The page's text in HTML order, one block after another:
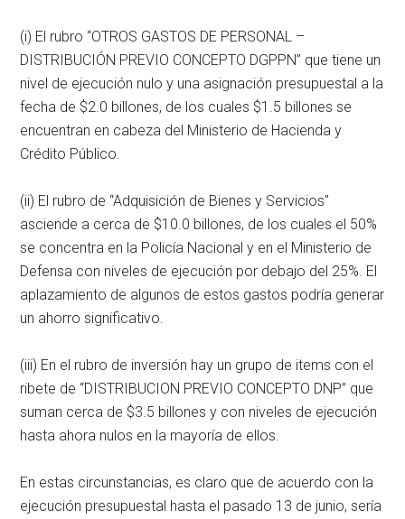
(i) El rubro “OTROS GASTOS DE PERSONAL –
DISTRIBUCIÓN PREVIO CONCEPTO DGPPN” que tiene un
nivel de ejecución nulo y una asignación presupuestal a la
fecha de $2.0 billones, de los cuales $1.5 billones se
encuentran en cabeza del Ministerio de Hacienda y
Crédito Público.
(ii) El rubro de “Adquisición de Bienes y Servicios”
asciende a cerca de $10.0 billones, de los cuales el 50%
se concentra en la Policía Nacional y en el Ministerio de
Defensa con niveles de ejecución por debajo del 25%. El
aplazamiento de algunos de estos gastos podría generar
un ahorro significativo.
(iii) En el rubro de inversión hay un grupo de items con el
ribete de “DISTRIBUCION PREVIO CONCEPTO DNP” que
suman cerca de $3.5 billones y con niveles de ejecución
hasta ahora nulos en la mayoría de ellos.
En estas circunstancias, es claro que de acuerdo con la
ejecución presupuestal hasta el pasado 13 de junio, sería